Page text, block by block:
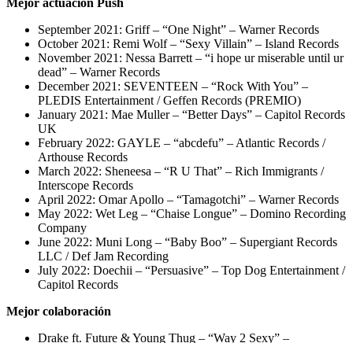
September 2021: Griff – “One Night” – Warner Records
October 2021: Remi Wolf – “Sexy Villain” – Island Records
November 2021: Nessa Barrett – “i hope ur miserable until ur
dead” – Warner Records
December 2021: SEVENTEEN – “Rock With You” –
PLEDIS Entertainment / Geffen Records (PREMIO)
January 2021: Mae Muller – “Better Days” – Capitol Records
UK
February 2022: GAYLE – “abcdefu” – Atlantic Records /
Arthouse Records
March 2022: Sheneesa – “R U That” – Rich Immigrants /
Interscope Records
April 2022: Omar Apollo – “Tamagotchi” – Warner Records
May 2022: Wet Leg – “Chaise Longue” – Domino Recording
Company
June 2022: Muni Long – “Baby Boo” – Supergiant Records
LLC / Def Jam Recording
July 2022: Doechii – “Persuasive” – Top Dog Entertainment /
Capitol Records
Mejor colaboración
Drake ft. Future & Young Thug – “Way 2 Sexy” –